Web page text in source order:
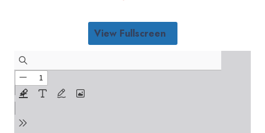
View Fullscreen